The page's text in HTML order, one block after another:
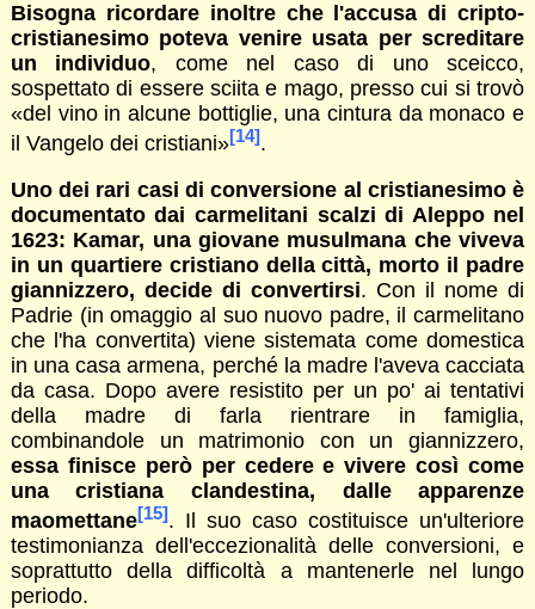
Bisogna ricordare inoltre che l'accusa di cripto-
cristianesimo poteva venire usata per screditare
un individuo, come nel caso di uno sceicco,
sospettato di essere sciita e mago, presso cui si trovò
«del vino in alcune bottiglie, una cintura da monaco e
il Vangelo dei cristiani»[14].
Uno dei rari casi di conversione al cristianesimo è
documentato dai carmelitani scalzi di Aleppo nel
1623: Kamar, una giovane musulmana che viveva
in un quartiere cristiano della città, morto il padre
giannizzero, decide di convertirsi. Con il nome di
Padrie (in omaggio al suo nuovo padre, il carmelitano
che l'ha convertita) viene sistemata come domestica
in una casa armena, perché la madre l'aveva cacciata
da casa. Dopo avere resistito per un po' ai tentativi
della madre di farla rientrare in famiglia,
combinandole un matrimonio con un giannizzero,
essa finisce però per cedere e vivere così come
una cristiana clandestina, dalle apparenze
maomettane[15]. Il suo caso costituisce un'ulteriore
testimonianza dell'eccezionalità delle conversioni, e
soprattutto della difficoltà a mantenerle nel lungo
periodo.